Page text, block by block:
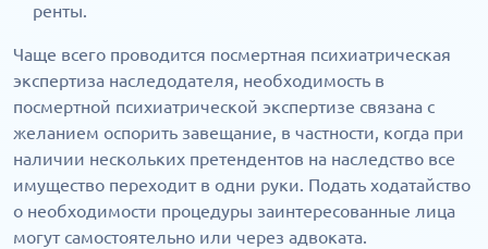
ренты.
Чаще всего проводится посмертная психиатрическая
экспертиза наследодателя, необходимость в
посмертной психиатрической экспертизе связана с
желанием оспорить завещание, в частности, когда при
наличии нескольких претендентов на наследство все
имущество переходит в одни руки. Подать ходатайство
о необходимости процедуры заинтересованные лица
могут самостоятельно или через адвоката.